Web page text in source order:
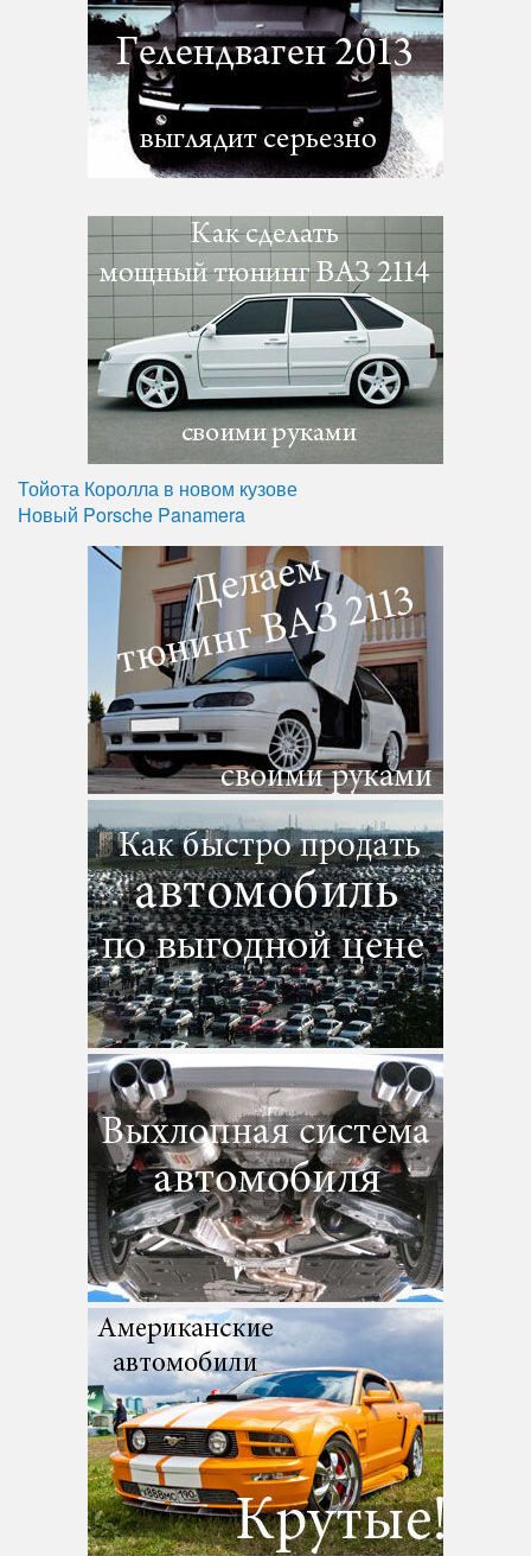
Тойота Королла в новом кузове
Новый Porsche Panamera